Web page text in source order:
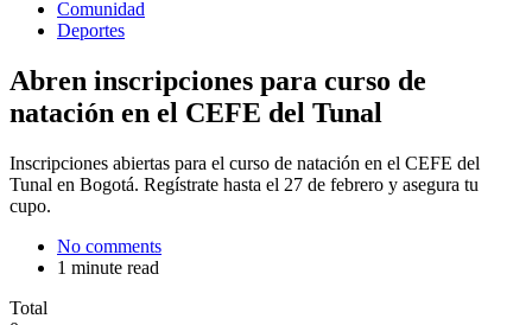
Comunidad
Deportes
Abren inscripciones para curso de
natación en el CEFE del Tunal
Inscripciones abiertas para el curso de natación en el CEFE del
Tunal en Bogotá. Regístrate hasta el 27 de febrero y asegura tu
cupo.
No comments
1 minute read
Total